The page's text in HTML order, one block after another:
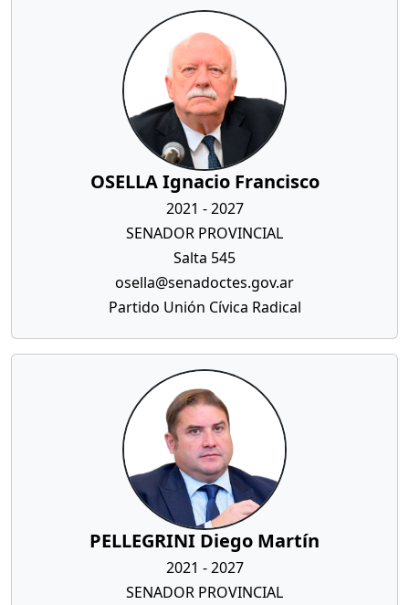
OSELLA Ignacio Francisco
2021 - 2027
SENADOR PROVINCIAL
Salta 545
osella@senadoctes.gov.ar
Partido Unión Cívica Radical
PELLEGRINI Diego Martín
2021 - 2027
SENADOR PROVINCIAL